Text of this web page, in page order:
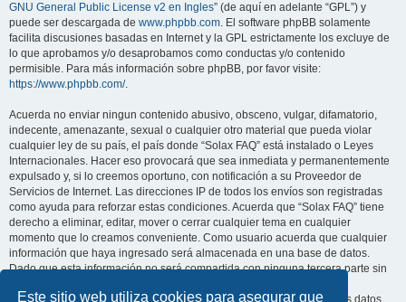
Este sitio web utiliza cookies para asegurar que
GNU General Public License v2 en Ingles” (de aquí en adelante “GPL”) y
puede ser descargada de www.phpbb.com. El software phpBB solamente
facilita discusiones basadas en Internet y la GPL estrictamente los excluye de
lo que aprobamos y/o desaprobamos como conductas y/o contenido
permisible. Para más información sobre phpBB, por favor visite:
https://www.phpbb.com/.
Acuerda no enviar ningun contenido abusivo, obsceno, vulgar, difamatorio,
indecente, amenazante, sexual o cualquier otro material que pueda violar
cualquier ley de su país, el país donde “Solax FAQ” está instalado o Leyes
Internacionales. Hacer eso provocará que sea inmediata y permanentemente
expulsado y, si lo creemos oportuno, con notificación a su Proveedor de
Servicios de Internet. Las direcciones IP de todos los envíos son registradas
como ayuda para reforzar estas condiciones. Acuerda que “Solax FAQ” tiene
derecho a eliminar, editar, mover o cerrar cualquier tema en cualquier
momento que lo creamos conveniente. Como usuario acuerda que cualquier
información que haya ingresado será almacenada en una base de datos.
Dado que esta información no será compartida con ninguna tercera parte sin
responsables por cualquier intento de hacking que conlleve a que los datos